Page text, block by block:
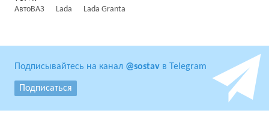
АвтоВАЗ Lada Lada Granta
Подписывайтесь на канал @sostav в Telegram
Подписаться